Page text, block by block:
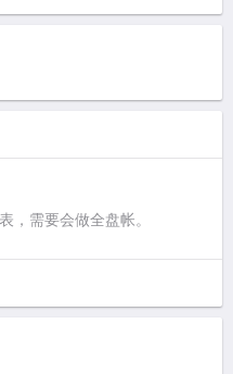
，需要会做全盘帐。